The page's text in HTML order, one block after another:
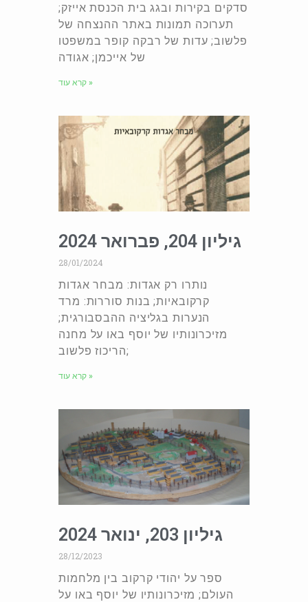
סדקים בקירות ובגג בית הכנסת אייזק;
תערוכה תמונות באתר ההנצחה של
פלשוב; עדות של רבקה קופר במשפטו
של אייכמן; אגודה
קרא עוד »
גיליון 204, פברואר 2024
28/01/2024
נותרו רק אגדות: מבחר אגדות
קרקובאיות; בנות סוררות: מרד
הנערות בגליציה ההבסבורגית;
מזיכרונותיו של יוסף באו על מחנה
הריכוז פלשוב;
קרא עוד »
גיליון 203, ינואר 2024
28/12/2023
ספר על יהודי קרקוב בין מלחמות
העולם; מזיכרונותיו של יוסף באו על